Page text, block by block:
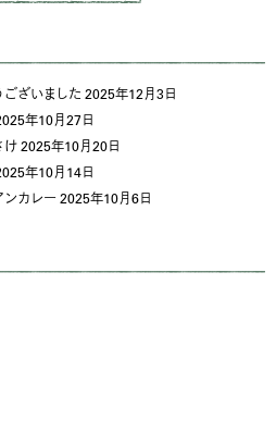
ざいました 2025年12月3日
年10月27日
け2025年10月20日
年10月14日
ンカレー2025年10月6日